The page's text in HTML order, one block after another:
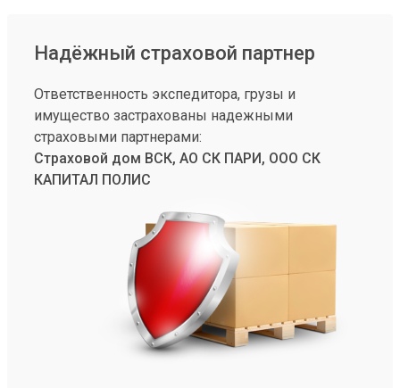
Надёжный страховой партнер
Ответственность экспедитора, грузы и
имущество застрахованы надежными
страховыми партнерами:
Страховой дом ВСК, АО СК ПАРИ, ООО СК
КАПИТАЛ ПОЛИС